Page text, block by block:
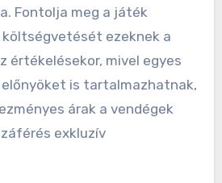
Fontolja meg a játék
ezeknek a
értékelésekor, mivel egyes
is tartalmazhatnak,
árak a vendégek
exkluzív